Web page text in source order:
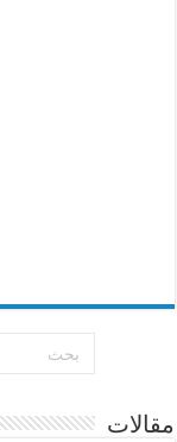
مقالات